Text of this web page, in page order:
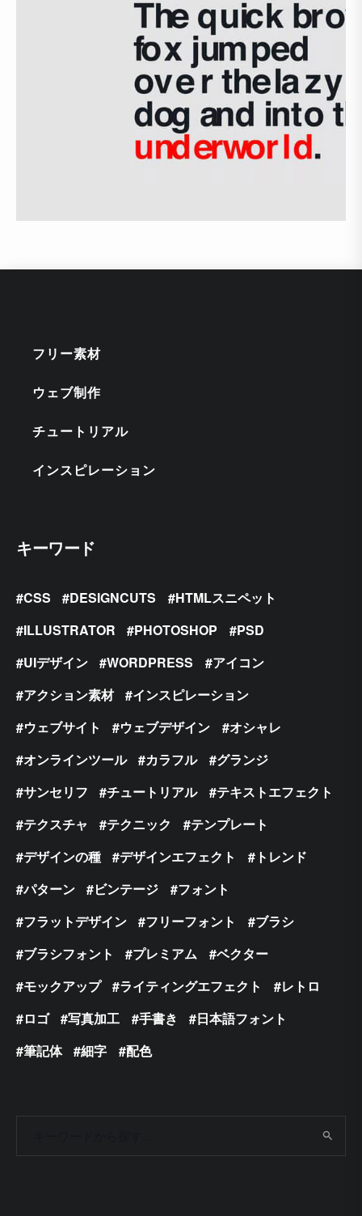
フリー素材
ウェブ制作
チュートリアル
インスピレーション
キーワード
CSS DESIGNCUTS
HTMLスニペット
ILLUSTRATOR
PHOTOSHOP
PSD
UIデザイン
WORDPRESS
アイコン
アクション素材
インスピレーション
ウェブサイト
ウェブデザイン
オシャレ
オンラインツール
カラフル
グランジ
サンセリフ
チュートリアル
テキストエフェクト
テクスチャ
テクニック
テンプレート
デザインの種
デザインエフェクト
トレンド
パターン
ビンテージ
フォント
フラットデザイン
フリーフォント
ブラシ
ブラシフォント
プレミアム
ベクター
モックアップ
ライティングエフェクト
レトロ
ロゴ
写真加工 手書き
日本語フォント
筆記体
細字 配色